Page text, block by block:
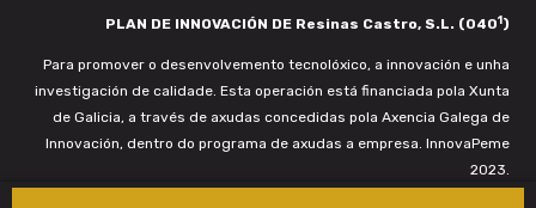
PLAN DE INNOVACIÓN DE Resinas Castro, S.L. (0401)
Para promover o desenvolvemento tecnolóxico, a innovación e unha
investigación de calidade. Esta operación está financiada pola Xunta
de Galicia, a través de axudas concedidas pola Axencia Galega de
Innovación, dentro do programa de axudas a empresa. InnovaPeme
2023.